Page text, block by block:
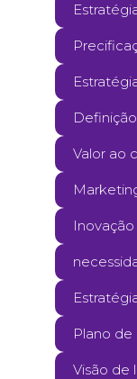
Valor ao
Inovação
Plano de
Visão de